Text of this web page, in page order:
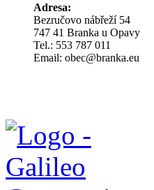
Adresa:
Bezručovo nábřeží 54
747 41 Branka u Opavy
Tel.: 553 787 011
Email: obec@branka.eu